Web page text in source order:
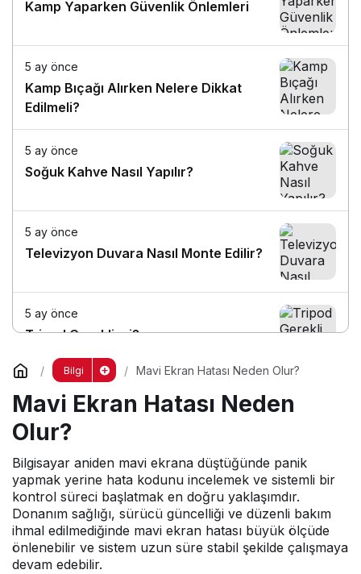
Kamp Yaparken Güvenlik Önlemleri
5 ay önce
Kamp Bıçağı Alırken Nelere Dikkat
Edilmeli?
5 ay önce
Soğuk Kahve Nasıl Yapılır?
5 ay önce
Televizyon Duvara Nasıl Monte Edilir?
5 ay önce
Tripod Gerekli mi?
5 ay önce
Net Fotoğraf Nasıl Çekilir?
Bilgi Mavi Ekran Hatası Neden Olur?
Mavi Ekran Hatası Neden
Olur?
Bilgisayar aniden mavi ekrana düştüğünde panik
yapmak yerine hata kodunu incelemek ve sistemli bir
kontrol süreci başlatmak en doğru yaklaşımdır.
Donanım sağlığı, sürücü güncelliği ve düzenli bakım
ihmal edilmediğinde mavi ekran hatası büyük ölçüde
önlenebilir ve sistem uzun süre stabil şekilde çalışmaya
devam edebilir.